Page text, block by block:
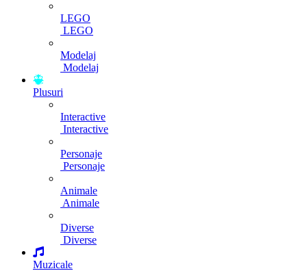
LEGO
LEGO
Modelaj
Modelaj
Plusuri
Interactive
Interactive
Personaje
Personaje
Animale
Animale
Diverse
Diverse
Muzicale